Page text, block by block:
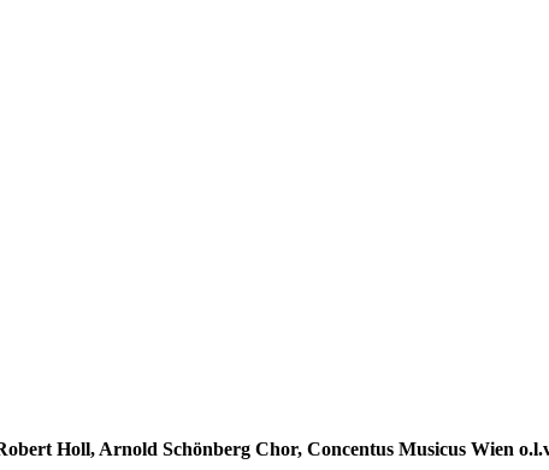
Holl, Arnold Schönberg Chor, Concentus Musicus Wien